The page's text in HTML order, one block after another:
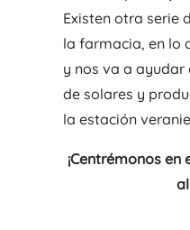
Existen otra serie
la farmacia, en lo
y nos va a
de solares y
la estación
¡Centrémonos